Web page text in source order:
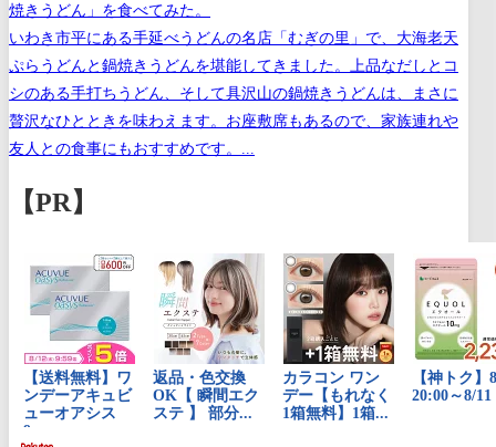
焼きうどん」を食べてみた。
いわき市平にある手延べうどんの名店「むぎの里」で、大海老天
ぷらうどんと鍋焼きうどんを堪能してきました。上品なだしとコ
シのある手打ちうどん、そして具沢山の鍋焼きうどんは、まさに
贅沢なひとときを味わえます。お座敷席もあるので、家族連れや
友人との食事にもおすすめです。...
【PR】